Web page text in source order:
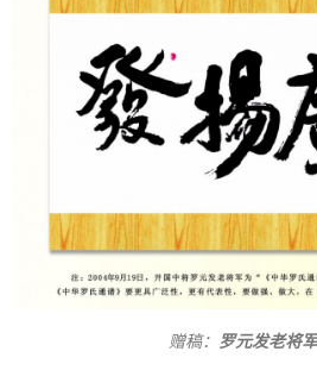
赠稿： 罗元发老将军